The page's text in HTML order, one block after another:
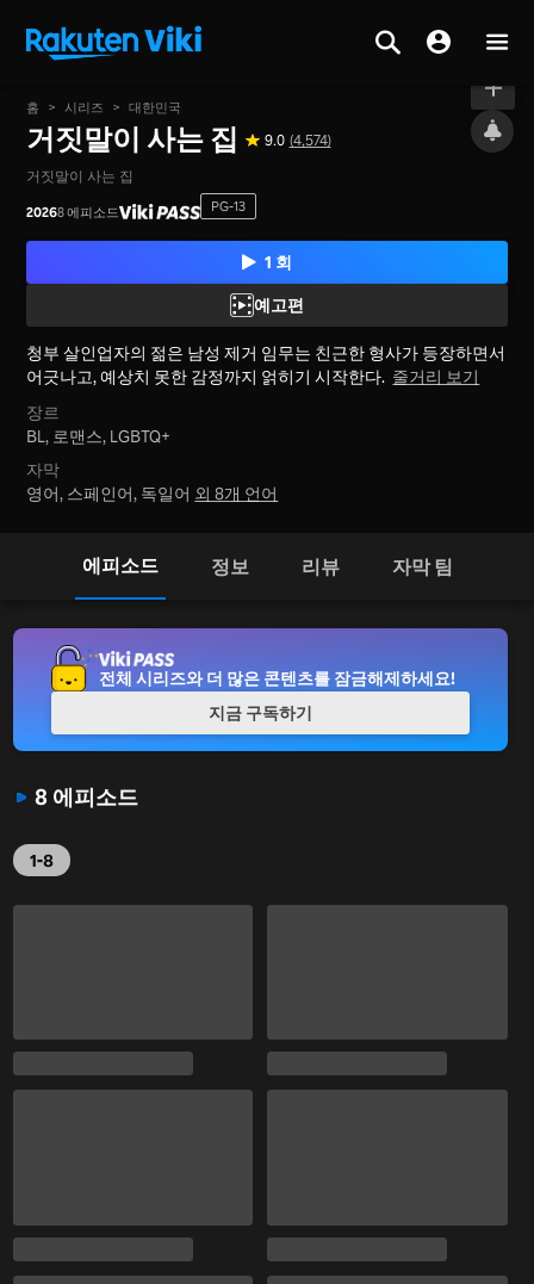
온에어
홈 > 시리즈 > 대한민국
거짓말이 사는 집 9.0 (4,574)
거짓말이 사는 집
20268 에피소드 PG-13
1 회
예고편
청부 살인업자의 젊은 남성 제거 임무는 친근한 형사가 등장하면서
어긋나고, 예상치 못한 감정까지 얽히기 시작한다. 줄거리 보기
장르
BL, 로맨스, LGBTQ+
자막
영어, 스페인어, 독일어 외 8개 언어
에피소드 정보 리뷰 자막 팀
8 에피소드
1-8
전체 시리즈와 더 많은 콘텐츠를 잠금해제하세요!
지금 구독하기